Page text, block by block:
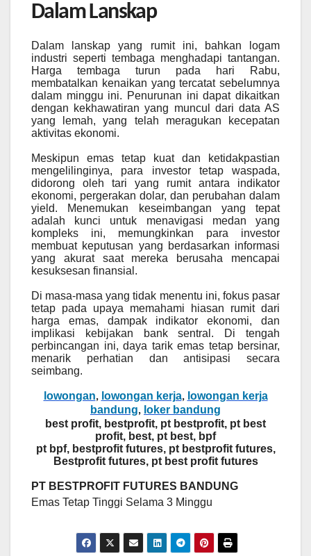
Dalam Lanskap
Dalam lanskap yang rumit ini, bahkan logam
industri seperti tembaga menghadapi tantangan.
Harga tembaga turun pada hari Rabu,
membatalkan kenaikan yang tercatat sebelumnya
dalam minggu ini. Penurunan ini dapat dikaitkan
dengan kekhawatiran yang muncul dari data AS
yang lemah, yang telah meragukan kecepatan
aktivitas ekonomi.
Meskipun emas tetap kuat dan ketidakpastian
mengelilinginya, para investor tetap waspada,
didorong oleh tari yang rumit antara indikator
ekonomi, pergerakan dolar, dan perubahan dalam
yield. Menemukan keseimbangan yang tepat
adalah kunci untuk menavigasi medan yang
kompleks ini, memungkinkan para investor
membuat keputusan yang berdasarkan informasi
yang akurat saat mereka berusaha mencapai
kesuksesan finansial.
Di masa-masa yang tidak menentu ini, fokus pasar
tetap pada upaya memahami hiasan rumit dari
harga emas, dampak indikator ekonomi, dan
implikasi kebijakan bank sentral. Di tengah
perbincangan ini, daya tarik emas tetap bersinar,
menarik perhatian dan antisipasi secara
seimbang.
lowongan, lowongan kerja, lowongan kerja
bandung, loker bandung
best profit, bestprofit, pt bestprofit, pt best
profit, best, pt best, bpf
pt bpf, bestprofit futures, pt bestprofit futures,
Bestprofit futures, pt best profit futures
PT BESTPROFIT FUTURES BANDUNG
Emas Tetap Tinggi Selama 3 Minggu